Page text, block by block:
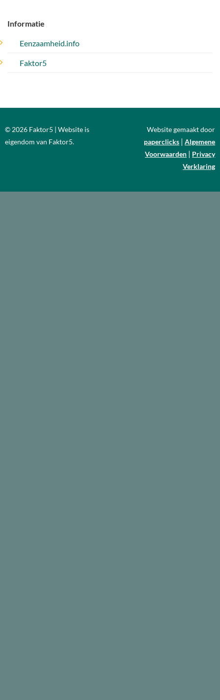
Informatie
Eenzaamheid.info
Faktor5
© 2026 Faktor5 | Website is
eigendom van Faktor5.
Website gemaakt door
paperclicks |Algemene
Voorwaarden | Privacy
Verklaring